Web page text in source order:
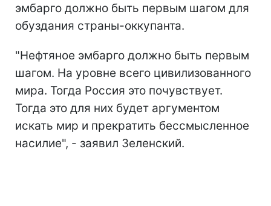
эмбарго должно быть первым шагом для
обуздания страны-оккупанта.
"Нефтяное эмбарго должно быть первым
шагом. На уровне всего цивилизованного
мира. Тогда Россия это почувствует.
Тогда это для них будет аргументом
искать мир и прекратить бессмысленное
насилие", - заявил Зеленский.